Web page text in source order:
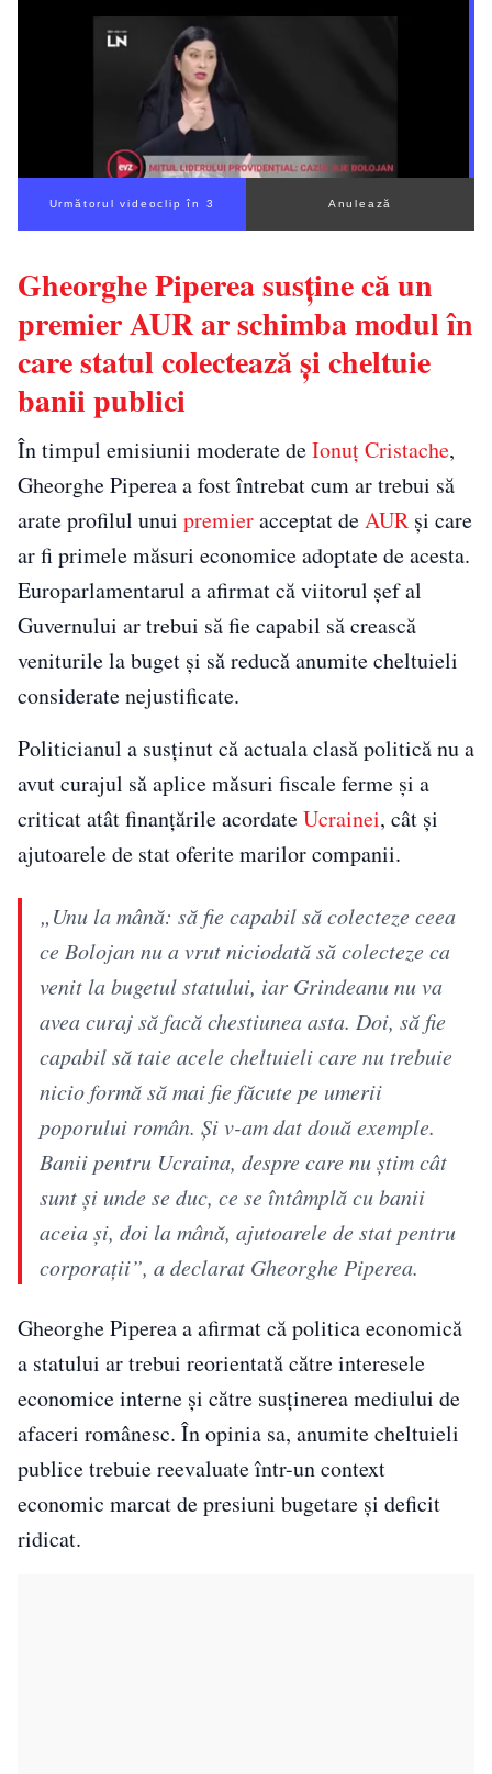
Următorul videoclip în 2 Anulează
Gheorghe Piperea susține că un
premier AUR ar schimba modul în
care statul colectează și cheltuie
banii publici
În timpul emisiunii moderate deIonuț Cristache,
Gheorghe Piperea a fost întrebat cum ar trebui să
arate profilul unui premieracceptat deAUR și care
ar fi primele măsuri economice adoptate de acesta.
Europarlamentarul a afirmat că viitorul șef al
Guvernului ar trebui să fie capabil să crească
veniturile la buget și să reducă anumite cheltuieli
considerate nejustificate.
Politicianul a susținut că actuala clasă politică nu a
avut curajul să aplice măsuri fiscale ferme și a
criticat atât finanțările acordateUcrainei, cât și
ajutoarele de stat oferite marilor companii.
„Unu la mână: să fie capabil să colecteze ceea
ce Bolojan nu a vrut niciodată să colecteze ca
venit la bugetul statului, iar Grindeanu nu va
avea curaj să facă chestiunea asta. Doi, să fie
capabil să taie acele cheltuieli care nu trebuie
nicio formă să mai fie făcute pe umerii
poporului român. Și v-am dat două exemple.
Banii pentru Ucraina, despre care nu știm cât
sunt și unde se duc, ce se întâmplă cu banii
aceia și, doi la mână, ajutoarele de stat pentru
corporații”, a declarat Gheorghe Piperea.
Gheorghe Piperea a afirmat că politica economică
a statului ar trebui reorientată către interesele
economice interne și către susținerea mediului de
afaceri românesc. În opinia sa, anumite cheltuieli
publice trebuie reevaluate într-un context
economic marcat de presiuni bugetare și deficit
ridicat.